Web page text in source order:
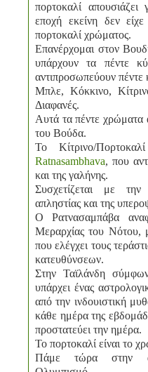
πορτοκαλί
εποχή εκείνη δεν
πορτοκαλί χρώματος.
Επανέρχομαι στον
υπάρχουν τα πέντε
αντιπροσωπεύουν πέντε
Μπλε, Κόκκινο,
Διαφανές.
Αυτά τα πέντε χρώματα
του Βούδα.
Το Κίτρινο/
Ratnasambhava, που
και της γαλήνης.
Συσχετίζεται με
απληστίας και της
Ο Ρατνασαμπάβα
Μεραρχίας του Νότου,
που ελέγχει τους
κατευθύνσεων.
Στην Ταϊλάνδη
υπάρχει ένας
από την ινδουιστική
κάθε ημέρα της
προστατεύει την ημέρα.
Το πορτοκαλί είναι το
Πάμε τώρα στην